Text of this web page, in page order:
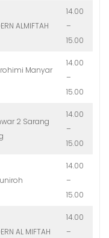
ALMIFTAH
14.00
–
15.00
Manyar
14.00
–
15.00
2 Sarang
14.00
–
15.00
14.00
–
15.00
AL MIFTAH
14.00
–